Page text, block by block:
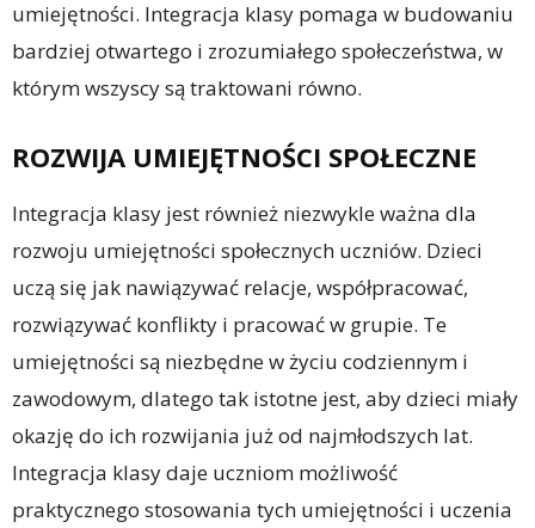
umiejętności. Integracja klasy pomaga w budowaniu
bardziej otwartego i zrozumiałego społeczeństwa, w
którym wszyscy są traktowani równo.
ROZWIJA UMIEJĘTNOŚCI SPOŁECZNE
Integracja klasy jest również niezwykle ważna dla
rozwoju umiejętności społecznych uczniów. Dzieci
uczą się jak nawiązywać relacje, współpracować,
rozwiązywać konflikty i pracować w grupie. Te
umiejętności są niezbędne w życiu codziennym i
zawodowym, dlatego tak istotne jest, aby dzieci miały
okazję do ich rozwijania już od najmłodszych lat.
Integracja klasy daje uczniom możliwość
praktycznego stosowania tych umiejętności i uczenia